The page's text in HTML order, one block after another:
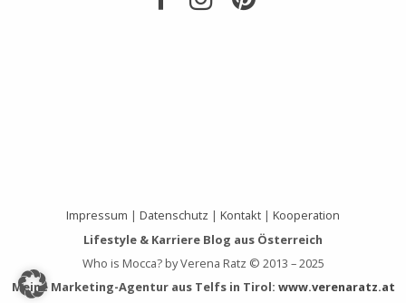
Impressum | Datenschutz | Kontakt | Kooperation
Lifestyle & Karriere Blog aus Österreich
Who is Mocca? by Verena Ratz © 2013 – 2025
Meine Marketing-Agentur aus Telfs in Tirol: www.verenaratz.at